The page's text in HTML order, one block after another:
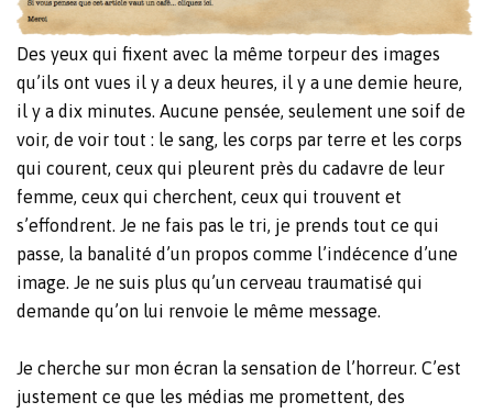
Des yeux qui fixent avec la même torpeur des images
qu’ils ont vues il y a deux heures, il y a une demie heure,
il y a dix minutes. Aucune pensée, seulement une soif de
voir, de voir tout : le sang, les corps par terre et les corps
qui courent, ceux qui pleurent près du cadavre de leur
femme, ceux qui cherchent, ceux qui trouvent et
s’effondrent. Je ne fais pas le tri, je prends tout ce qui
passe, la banalité d’un propos comme l’indécence d’une
image. Je ne suis plus qu’un cerveau traumatisé qui
demande qu’on lui renvoie le même message.
Je cherche sur mon écran la sensation de l’horreur. C’est
justement ce que les médias me promettent, des